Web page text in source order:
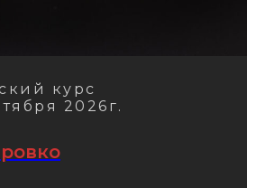
курс
2026г.